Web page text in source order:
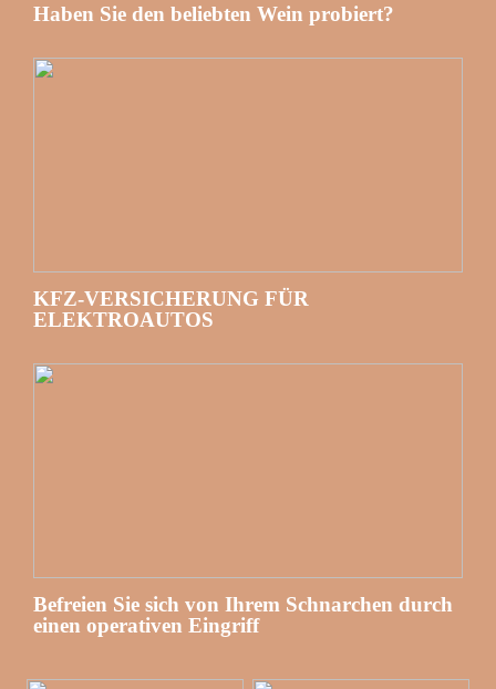
Haben Sie den beliebten Wein probiert?
KFZ-VERSICHERUNG FÜR
ELEKTROAUTOS
Befreien Sie sich von Ihrem Schnarchen durch
einen operativen Eingriff